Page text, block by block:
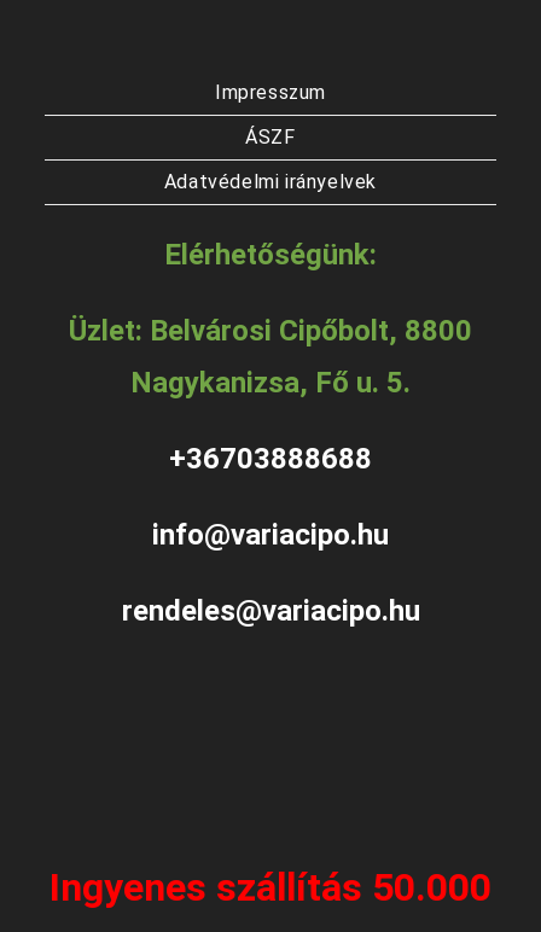
Impresszum
ÁSZF
Adatvédelmi irányelvek
Elérhetőségünk:
Üzlet: Belvárosi Cipőbolt, 8800
Nagykanizsa, Fő u. 5.
+36703888688
info@variacipo.hu
rendeles@variacipo.hu
Ingyenes szállítás 50.000